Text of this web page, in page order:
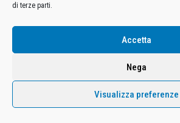
di terze parti.
Accetta
Nega
Visualizza preferenze